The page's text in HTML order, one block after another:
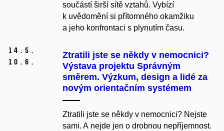
součástí širší sítě vztahů. Vybízí
k uvědomění si přítomného okamžiku
a jeho konfrontaci s plynutím času.
14. 5.
10. 6.
Ztratili jste se někdy v nemocnici?
Výstava projektu Správným
směrem. Výzkum, design a lidé za
novým orientačním systémem
Ztratili jste se někdy v nemocnici? Nejste
sami. A nejde jen o drobnou nepříjemnost.